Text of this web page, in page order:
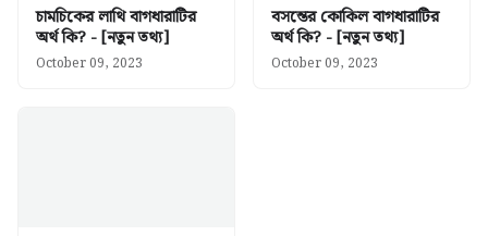
চামচিকের লাথি বাগধারাটির
অর্থ কি? - [নতুন তথ্য]
October 09, 2023
বসন্তের কোকিল বাগধারাটির
অর্থ কি? - [নতুন তথ্য]
October 09, 2023